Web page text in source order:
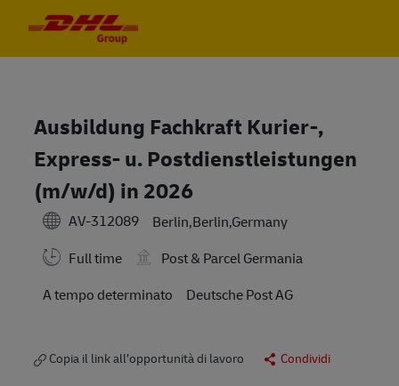
Ausbildung Fachkraft Kurier-,
Express- u. Postdienstleistungen
(m/w/d) in 2026
AV-312089
Berlin,Berlin,Germany
Full time
Post & Parcel Germania
A tempo determinato
Deutsche Post AG
Copia il link all’opportunità di lavoro Condividi